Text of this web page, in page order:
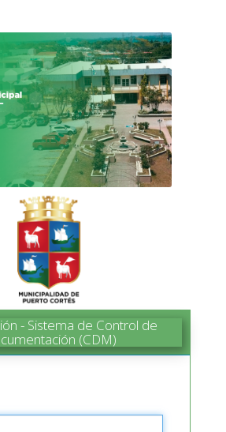
- Sistema de Control de
(CDM)